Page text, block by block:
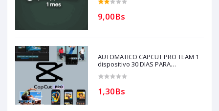
9,00Bs
AUTOMATICO CAPCUT PRO TEAM 1
dispositivo 30 DIAS PARA
puede comprar) para soporte
1,30Bs